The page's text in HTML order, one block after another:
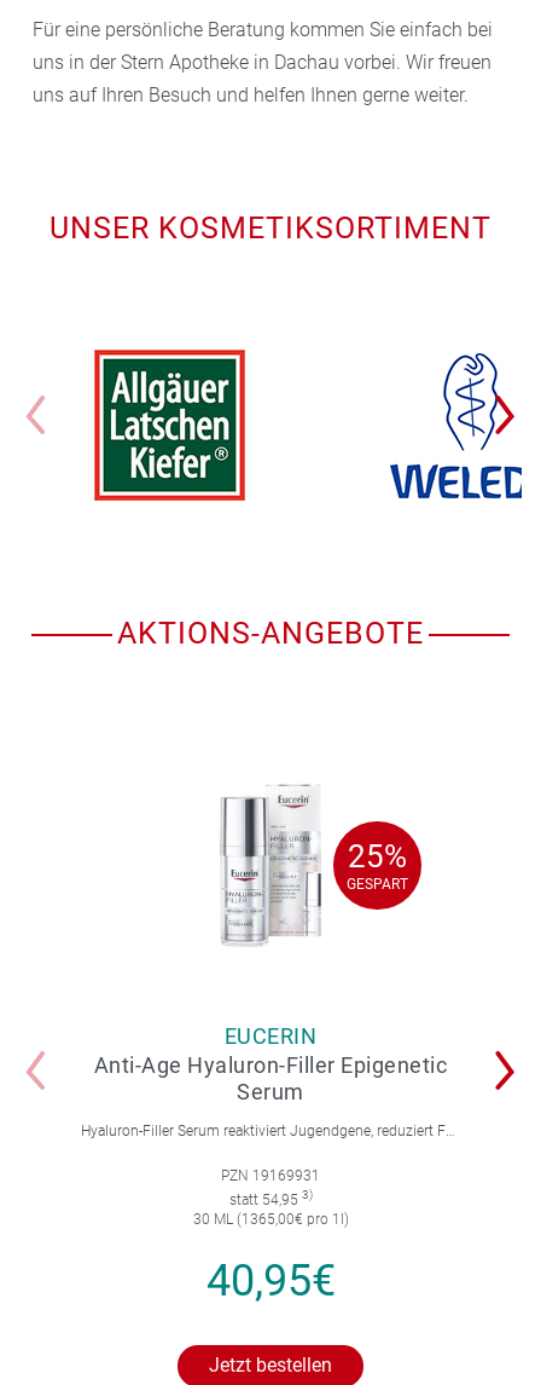
Für eine persönliche Beratung kommen Sie einfach bei
uns in der Stern Apotheke in Dachau vorbei. Wir freuen
uns auf Ihren Besuch und helfen Ihnen gerne weiter.
UNSER KOSMETIKSORTIMENT
AKTIONS-ANGEBOTE
25%
GESPART
25%
GESPART
EUCERIN
Anti-Age Hyaluron-Filler Epigenetic
Serum
Hyaluron-Filler Serum reaktiviert Jugendgene, reduziert Falten und feine Linien, spendet intensive Feuchtigkeit und strafft die Gesichtskonturen.
PZN 19169931
statt 54,95 3)
30 ML (1365,00€ pro 1l)
40,95€
Jetzt bestellen